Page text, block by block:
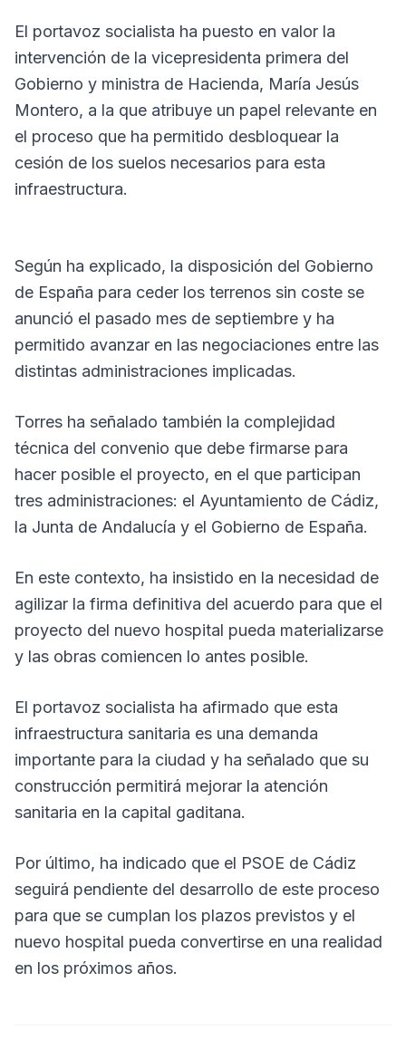
El portavoz socialista ha puesto en valor la
intervención de la vicepresidenta primera del
Gobierno y ministra de Hacienda, María Jesús
Montero, a la que atribuye un papel relevante en
el proceso que ha permitido desbloquear la
cesión de los suelos necesarios para esta
infraestructura.
Según ha explicado, la disposición del Gobierno
de España para ceder los terrenos sin coste se
anunció el pasado mes de septiembre y ha
permitido avanzar en las negociaciones entre las
distintas administraciones implicadas.
Torres ha señalado también la complejidad
técnica del convenio que debe firmarse para
hacer posible el proyecto, en el que participan
tres administraciones: el Ayuntamiento de Cádiz,
la Junta de Andalucía y el Gobierno de España.
En este contexto, ha insistido en la necesidad de
agilizar la firma definitiva del acuerdo para que el
proyecto del nuevo hospital pueda materializarse
y las obras comiencen lo antes posible.
El portavoz socialista ha afirmado que esta
infraestructura sanitaria es una demanda
importante para la ciudad y ha señalado que su
construcción permitirá mejorar la atención
sanitaria en la capital gaditana.
Por último, ha indicado que el PSOE de Cádiz
seguirá pendiente del desarrollo de este proceso
para que se cumplan los plazos previstos y el
nuevo hospital pueda convertirse en una realidad
en los próximos años.